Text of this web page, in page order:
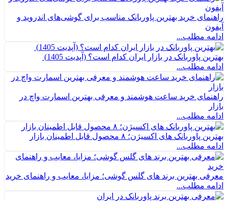
راهنمای خرید بهترین پاوربانک مناسب برای گوشی‌های اندروید و
آیفون
ادامه مطلب...
بهترین پاوربانک در بازار ایران کدام است؟ (آپدیت 1405)
ادامه مطلب...
راهنمای خرید ساعت هوشمند و معرفی بهترین اسمارت واچ در
بازار
ادامه مطلب...
بهترین پاوربانک های اکسیژن؛ ۸ محصول قابل اطمینان بازار
ادامه مطلب...
معرفی بهترین برند های گلس گوشی؛ مزایا، معایب و راهنمای خرید
ادامه مطلب...